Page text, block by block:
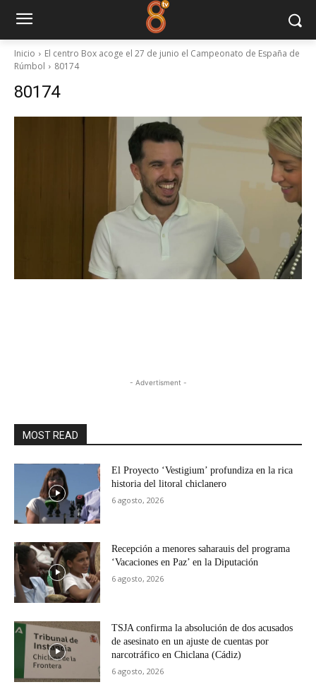
Inicio
El centro Box acoge el 27 de junio el Campeonato de España de
Rúmbol
80174
80174
- Advertisment -
MOST READ
El Proyecto ‘Vestigium’ profundiza en la rica
historia del litoral chiclanero
6 agosto, 2026
Recepción a menores saharauis del programa
‘Vacaciones en Paz’ en la Diputación
6 agosto, 2026
TSJA confirma la absolución de dos acusados
de asesinato en un ajuste de cuentas por
narcotráfico en Chiclana (Cádiz)
6 agosto, 2026